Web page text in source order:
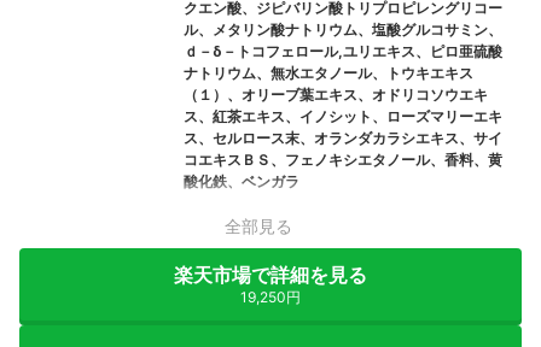
クエン酸、ジピバリン酸トリプロピレングリコー
ル、メタリン酸ナトリウム、塩酸グルコサミン、
ｄ－δ－トコフェロール,ユリエキス、ピロ亜硫酸
ナトリウム、無水エタノール、トウキエキス
（１）、オリーブ葉エキス、オドリコソウエキ
ス、紅茶エキス、イノシット、ローズマリーエキ
ス、セルロース末、オランダカラシエキス、サイ
コエキスＢＳ、フェノキシエタノール、香料、黄
酸化鉄、ベンガラ
全部見る
楽天市場で詳細を見る
19,250円